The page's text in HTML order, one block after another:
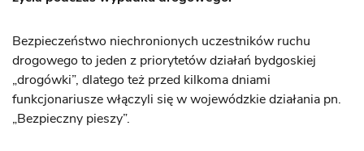
Bezpieczeństwo niechronionych uczestników ruchu
drogowego to jeden z priorytetów działań bydgoskiej
„drogówki”, dlatego też przed kilkoma dniami
funkcjonariusze włączyli się w wojewódzkie działania pn.
„Bezpieczny pieszy”.